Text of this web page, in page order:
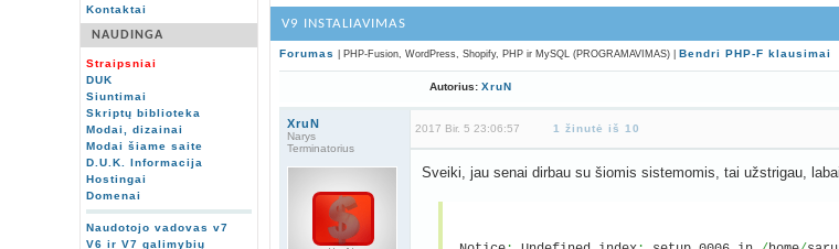
Kontaktai
NAUDINGA
Straipsniai
DUK
Siuntimai
Skriptų biblioteka
Modai, dizainai
Modai šiame saite
D.U.K. Informacija
Hostingai
Domenai
Naudotojo vadovas v7
V6 ir V7 galimybių
V9 INSTALIAVIMAS
Forumas | PHP-Fusion, WordPress, Shopify, PHP ir MySQL (PROGRAMAVIMAS) | Bendri PHP-F klausimai
Autorius: XruN
XruN
Narys
Terminatorius
2017 Bir. 5 23:06:57 1 žinutė iš 10
Sveiki, jau senai dirbau su šiomis sistemomis, tai užstrigau,